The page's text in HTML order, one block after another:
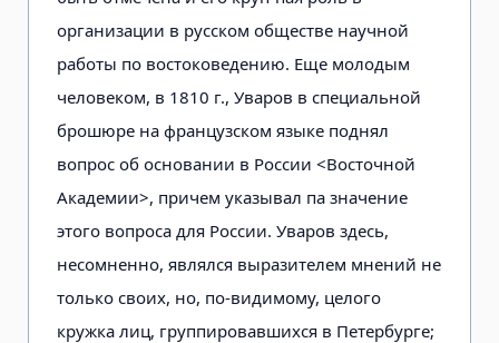
организации в русском обществе научной
работы по востоковедению. Еще молодым
человеком, в 1810 г., Уваров в специальной
брошюре на французском языке поднял
вопрос об основании в России <Восточной
Академии>, причем указывал па значение
этого вопроса для России. Уваров здесь,
несомненно, являлся выразителем мнений не
только своих, но, по-видимому, целого
кружка лиц, группировавшихся в Петербурге;